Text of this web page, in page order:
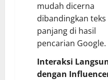
mudah dicerna
dibandingkan teks
panjang di hasil
pencarian Google.
Interaksi
dengan